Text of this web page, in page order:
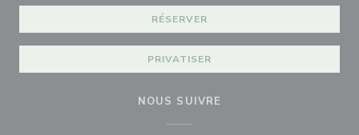
RÉSERVER
PRIVATISER
NOUS SUIVRE